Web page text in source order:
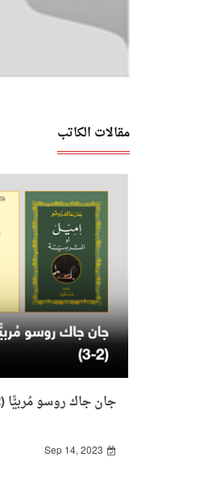
مقالات الكاتب
جان جاك روسو مُربيًّا (2-3)
Sep 14, 2023